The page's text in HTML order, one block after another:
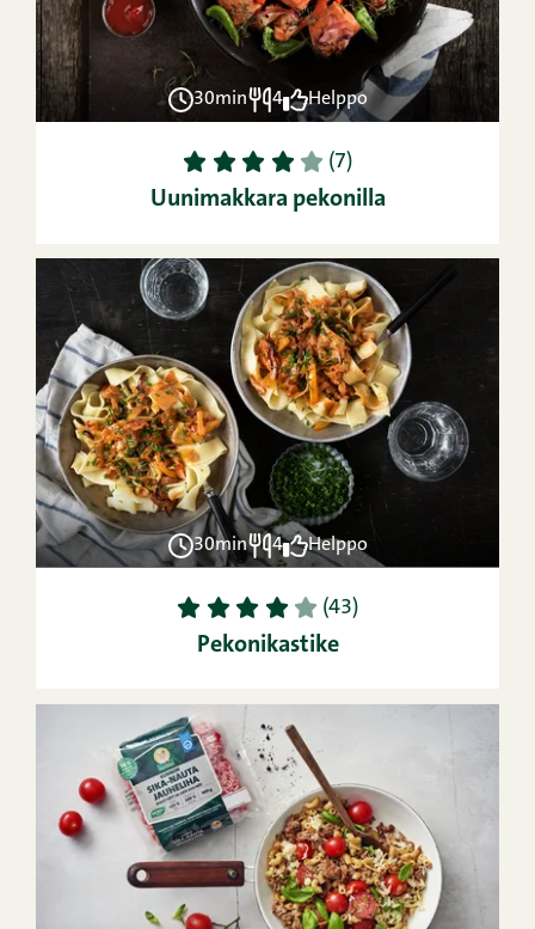
30min 4 Helppo
1 2 3 4 5 (7)
Uunimakkara pekonilla
30min 4 Helppo
1 2 3 4 5 (43)
Pekonikastike